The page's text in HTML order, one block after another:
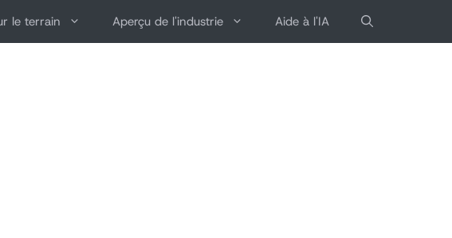
le terrain Aperçu de l'industrie Aide à l'IA